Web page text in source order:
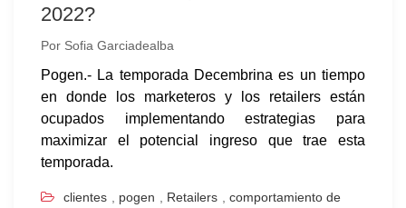
2022?
Por Sofia Garciadealba
Pogen.- La temporada Decembrina es un tiempo
en donde los marketeros y los retailers están
ocupados implementando estrategias para
maximizar el potencial ingreso que trae esta
temporada.
clientes pogen Retailers
comportamiento de